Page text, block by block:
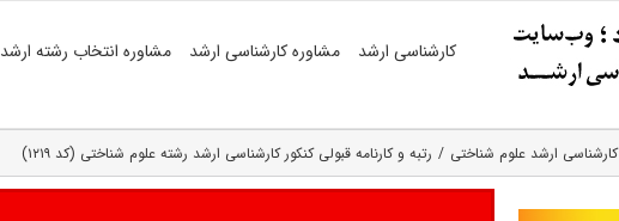
کارشناسی ارشد مشاوره کارشناسی ارشد مشاوره انتخاب رشته ارشد
کارشناسی ارشد علوم شناختی رتبه و کارنامه قبولی کنکور کارشناسی ارشد رشته علوم شناختی (کد ۱۲۱۹)